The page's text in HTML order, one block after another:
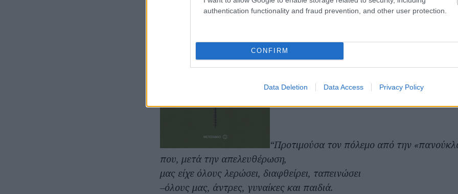
authentication functionality and fraud prevention, and other user protection.
CONFIRM
Data Deletion Data Access Privacy Policy
“Προτιμούσα τον πόλεμο από την
που, μετά την απελευθέρωση,
μας είχε όλους λερώσει, διαφθείρει, ταπεινώσει
–όλους μας, άντρες, γυναίκες και παιδιά.